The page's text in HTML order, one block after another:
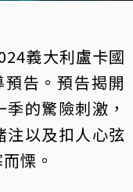
義大利盧卡國
告。預告揭開
的驚險刺激，
注以及扣人心弦
慄。